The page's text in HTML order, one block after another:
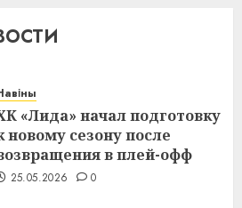
«Лида» начал подготовку
новому сезону после
в плей-офф
25.05.2026 0